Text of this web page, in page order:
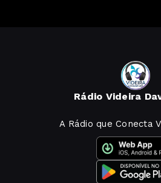
Rádio Videira
A Rádio que Conecta